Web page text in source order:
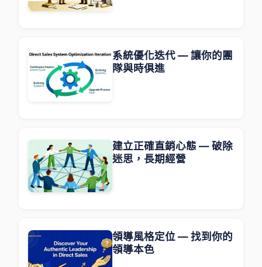
系統優化迭代 — 讓你的團
隊與時俱進
建立正確直銷心態 — 破除
迷思，長期經營
領導風格定位 — 找到你的
領導本色